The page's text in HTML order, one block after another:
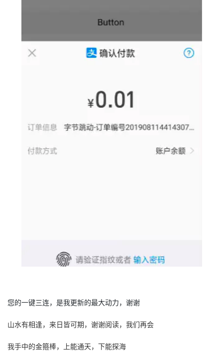
您的一键三连，是我更新的最大动力，谢谢
山水有相逢，来日皆可期，谢谢阅读，我们再会
我手中的金箍棒，上能通天，下能探海